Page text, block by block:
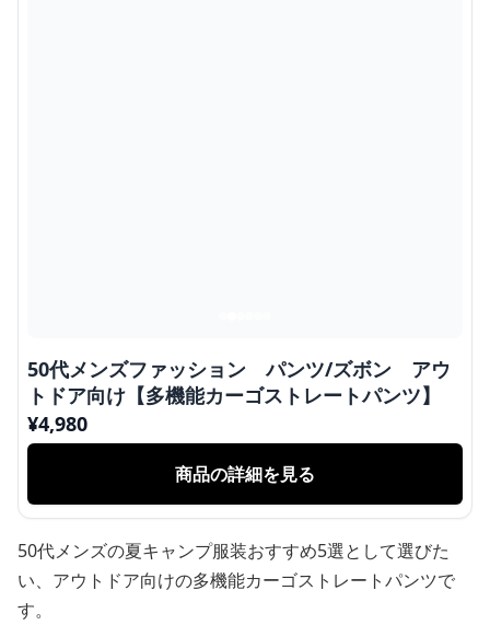
50代メンズファッション パンツ/ズボン アウ
トドア向け【多機能カーゴストレートパンツ】
¥4,980
商品の詳細を見る
50代メンズの夏キャンプ服装おすすめ5選として選びた
い、アウトドア向けの多機能カーゴストレートパンツで
す。